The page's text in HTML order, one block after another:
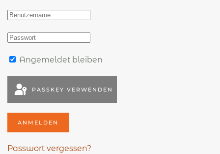
Angemeldet bleiben
PASSKEY VERWENDEN
ANMELDEN
Passwort vergessen?